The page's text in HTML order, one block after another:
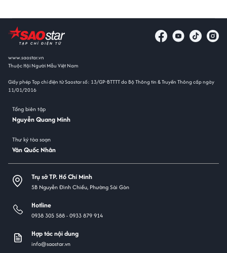
www.saostar.vn
Thuộc Hội Người Mẫu Việt Nam
Giấy phép Tạp chí điện tử Saostar số: 13/GP-BTTTT do Bộ Thông tin & Truyền Thông cấp ngày
11/01/2016
Tổng biên tập
Nguyễn Quang Minh
Thư ký tòa soạn
Văn Quốc Nhân
Trụ sở TP. Hồ Chí Minh
5B Nguyễn Đình Chiểu, Phường Sài Gòn
Hotline
0938 305 588 -0933 879 914
Hợp tác nội dung
info@saostar.vn